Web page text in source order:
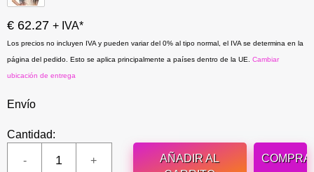
€ 62.27 + IVA*
Los precios no incluyen IVA y pueden variar del 0% al tipo normal, el IVA se determina en la
página del pedido. Esto se aplica principalmente a países dentro de la UE. Cambiar
ubicación de entrega
Envío
Cantidad:
AÑADIR AL